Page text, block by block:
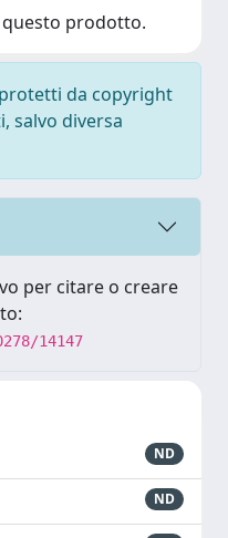
questo prodotto.
da copyright
salvo diversa
per citare o creare
14147
ND
ND